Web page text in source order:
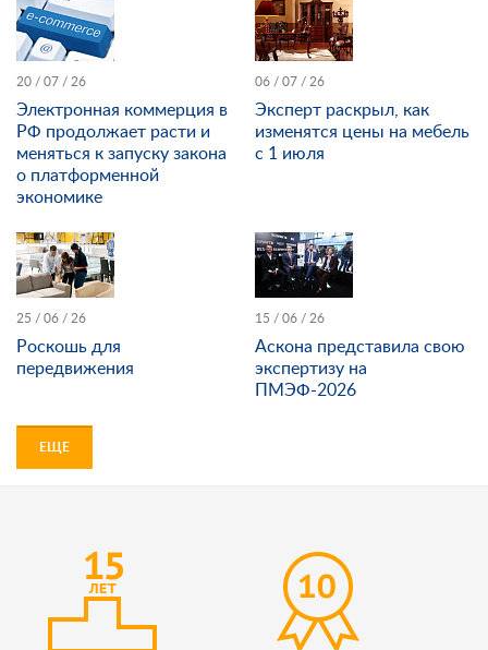
20 / 07 / 26
Электронная коммерция в
РФ продолжает расти и
меняться к запуску закона
о платформенной
экономике
06 / 07 / 26
Эксперт раскрыл, как
изменятся цены на мебель
с 1 июля
25 / 06 / 26
Роскошь для
передвижения
15 / 06 / 26
Аскона представила свою
экспертизу на
ПМЭФ-2026
ЕЩЕ